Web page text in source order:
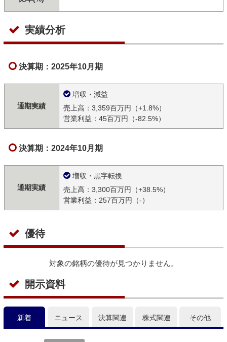
実績分析
決算期：2025年10月期
通期実績
増収・減益
売上高：3,359百万円（+1.8%）
営業利益：45百万円（-82.5%）
決算期：2024年10月期
通期実績
増収・黒字転換
売上高：3,300百万円（+38.5%）
営業利益：257百万円（-）
優待
対象の銘柄の優待が見つかりません。
開示資料
新着 ニュース 決算関連 株式関連 その他